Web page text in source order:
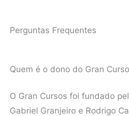
Perguntas Frequentes
Quem é o dono do Gran
O Gran Cursos foi fundado
Gabriel Granjeiro e Rodrigo